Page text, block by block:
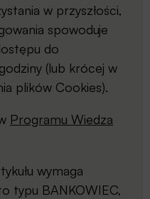
w przyszłości,
spowoduje
do
(lub krócej w
plików Cookies).
Programu Wiedza
wymaga
typu BANKOWIEC,